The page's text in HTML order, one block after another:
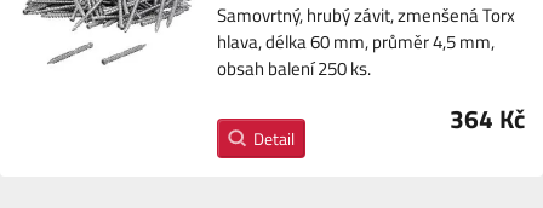
Samovrtný, hrubý závit, zmenšená Torx
hlava, délka 60 mm, průměr 4,5 mm,
obsah balení 250 ks.
364 Kč
Detail